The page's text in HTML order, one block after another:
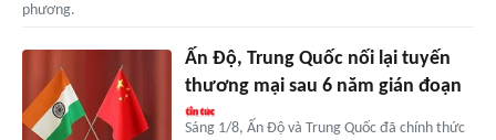
phương.
Ấn Độ, Trung Quốc nối lại tuyến
thương mại sau 6 năm gián đoạn
Sáng 1/8, Ấn Độ và Trung Quốc đã chính thức